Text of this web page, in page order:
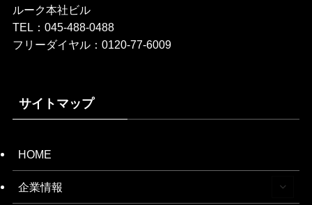
ルーク本社ビル
TEL：045-488-0488
フリーダイヤル：0120-77-6009
サイトマップ
HOME
企業情報